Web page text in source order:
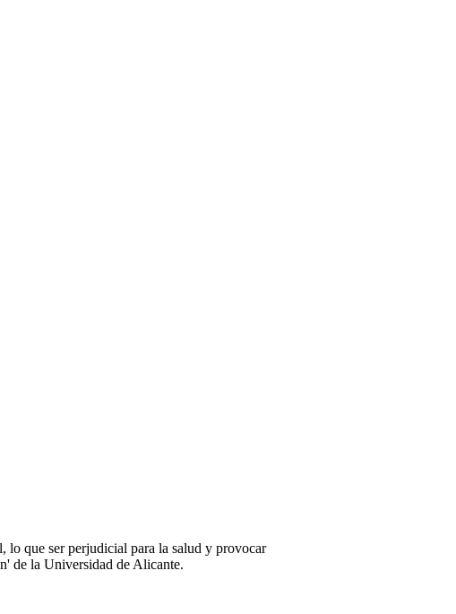
lo que ser perjudicial para la salud y provocar
de la Universidad de Alicante.